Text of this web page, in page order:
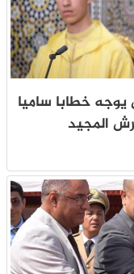
خطابا ساميا
المجيد